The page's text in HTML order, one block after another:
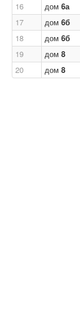
16
дом 6а
17
дом 6б
18
дом 6б
19
дом 8
20
дом 8